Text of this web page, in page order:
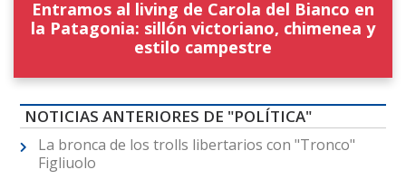
Entramos al living de Carola del Bianco en
la Patagonia: sillón victoriano, chimenea y
estilo campestre
NOTICIAS ANTERIORES DE "POLÍTICA"
La bronca de los trolls libertarios con "Tronco"
Figliuolo